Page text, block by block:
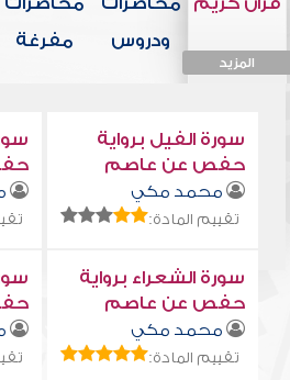
المزيد
ودروس
مفرغة
سورة الفيل برواية
حفص عن عاصم
محمد مكي
تقييم المادة:
سورة الشعراء برواية
حفص عن عاصم
محمد مكي
تقييم المادة: